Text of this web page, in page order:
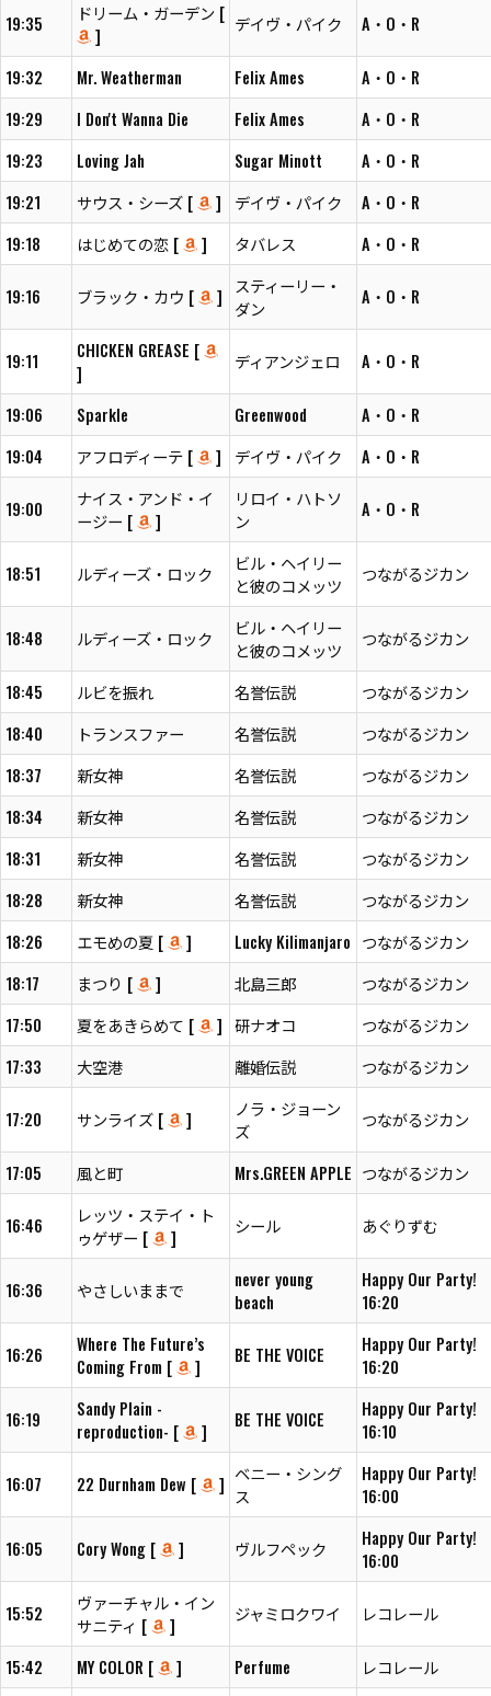
19:35
ドリーム・ガーデン [
]
デイヴ・パイク A・O・R
19:32 Mr. Weatherman Felix Ames
A・O・R
19:29
I Don't Wanna Die Felix Ames
A・O・R
19:23
Loving Jah Sugar Minott
A・O・R
19:21
サウス・シーズ [ ] デイヴ・パイク
A・O・R
19:18
はじめての恋 [ ] タバレス A・O・R
19:16 ブラック・カウ [ ]
スティーリー・
ダン
A・O・R
19:11
CHICKEN GREASE [
]
ディアンジェロ A・O・R
19:06 Sparkle Greenwood
A・O・R
19:04
アフロディーテ [ ] デイヴ・パイク A・O・R
19:00
ナイス・アンド・イ
ージー [
]
リロイ・ハトソ
ン
A・O・R
18:51 ルディーズ・ロック
ビル・ヘイリー
と彼のコメッツ
つながるジカン
18:48 ルディーズ・ロック
ビル・ヘイリー
と彼のコメッツ
つながるジカン
18:45 ルビを振れ 名誉伝説
つながるジカン
18:40
トランスファー 名誉伝説
つながるジカン
18:37
新女神 名誉伝説
つながるジカン
18:34
新女神 名誉伝説
つながるジカン
18:31
新女神 名誉伝説
つながるジカン
18:28
新女神 名誉伝説
つながるジカン
18:26
エモめの夏 [ ] Lucky Kilimanjaro つながるジカン
18:17
まつり [ ] 北島三郎
つながるジカン
17:50
夏をあきらめて [ ] 研ナオコ
つながるジカン
17:33
大空港 離婚伝説 つながるジカン
17:20 サンライズ [ ]
ノラ・ジョーン
ズ
つながるジカン
17:05 風と町 Mrs.GREEN APPLE つながるジカン
16:46
レッツ・ステイ・ト
ゥゲザー [
]
シール あぐりずむ
16:36 やさしいままで
never young
beach
Happy Our Party!
16:20
16:26
Where The Future’s
Coming From [
]
BE THE VOICE
Happy Our Party!
16:20
16:19
Sandy Plain -
reproduction- [
]
BE THE VOICE
Happy Our Party!
16:10
16:07 22 Durnham Dew [ ] ベニー・シング
ス
Happy Our Party!
16:00
16:05 Cory Wong [ ] ヴルフペック
Happy Our Party!
16:00
15:52
ヴァーチャル・イン
サニティ [
]
ジャミロクワイ レコレール
15:42 MY COLOR [ ] Perfume レコレール